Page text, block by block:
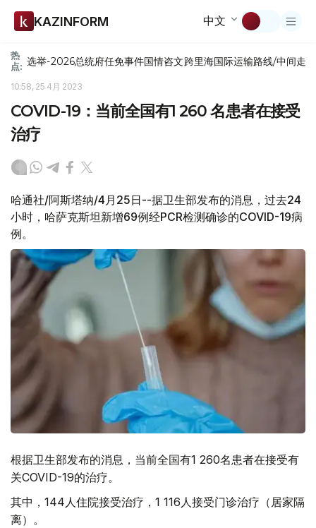
KAZINFORM 中文
热
点: 选举-2026总统府任免事件国情咨文跨里海国际运输路线/中间走廊
10:58, 25 4月 2023
COVID-19：当前全国有1 260 名患者在接受
治疗
哈通社/阿斯塔纳/4月25日--据卫生部发布的消息，过去24
小时，哈萨克斯坦新增69例经PCR检测确诊的COVID-19病
例。
根据卫生部发布的消息，当前全国有1 260名患者在接受有
关COVID-19的治疗。
其中，144人住院接受治疗，1 116人接受门诊治疗（居家隔
离）。